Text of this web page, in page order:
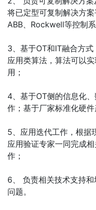
将已定型可复制解决方案
ABB、Rockwell等控制
3、基于OT和IT融合方
应用类算法，算法可以
用；
4、基于OT侧的信息化
作；基于厂家标准化硬
5、应用迭代工作，根据
应用验证专家一同完成
作；
6、 负责相关技术支持
问题。